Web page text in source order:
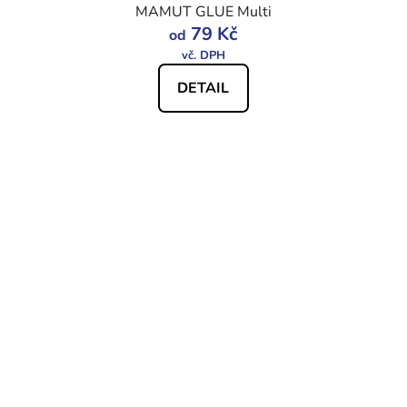
MAMUT GLUE Multi
od 79 Kč
DETAIL